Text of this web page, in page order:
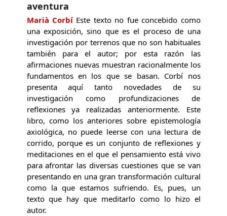
aventura
Marià CorbíEste texto no fue concebido como
una exposición, sino que es el proceso de una
investigación por terrenos que no son habituales
también para el autor; por esta razón las
afirmaciones nuevas muestran racionalmente los
fundamentos en los que se basan. Corbí nos
presenta aquí tanto novedades de su
investigación como profundizaciones de
reflexiones ya realizadas anteriormente. Este
libro, como los anteriores sobre epistemología
axiológica, no puede leerse con una lectura de
corrido, porque es un conjunto de reflexiones y
meditaciones en el que el pensamiento está vivo
para afrontar las diversas cuestiones que se van
presentando en una gran transformación cultural
como la que estamos sufriendo. Es, pues, un
texto que hay que meditarlo como lo hizo el
autor.